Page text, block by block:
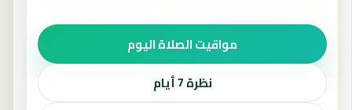
مواقيت الصلاة اليوم
نظرة 7 أيام